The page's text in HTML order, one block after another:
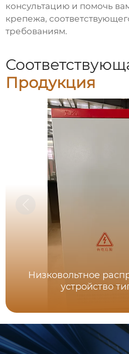
консультацию и помочь
крепежа,
требованиям.
Продукция
Низковольтное
устройство